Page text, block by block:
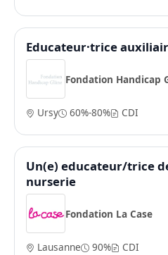
Educateur·trice
Fondation Handicap
Ursy 60%-80% CDI
Un(e) educateur/trice
nurserie
Fondation La Case
Lausanne 90% CDI